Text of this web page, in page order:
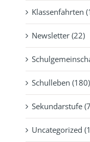
Klassenfahrten
Newsletter (22)
Schulleben (180)
Sekundarstufe
Uncategorized